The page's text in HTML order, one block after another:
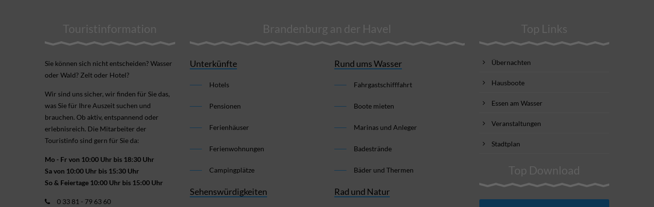
Touristinformation
Sie können sich nicht ent­scheiden? Wasser
oder Wald? Zelt oder Hotel?
Wir sind uns sicher, wir finden für Sie das,
was Sie für Ihre Aus­zeit suchen und
brauchen. Ob aktiv, ent­spannend oder
erlebnis­reich. Die Mitarbeiter der
Touristinfo sind gern für Sie da:
Mo - Fr von 10:00 Uhr bis 18:30 Uhr
Sa von 10:00 Uhr bis 15:30 Uhr
So & Feiertage 10:00 Uhr bis 15:00 Uhr
0 33 81 - 79 63 60
Brandenburg an der Havel
Unterkünfte
Hotels
Pensionen
Ferienhäuser
Ferienwohnungen
Campingplätze
Sehenswürdigkeiten
Rund ums Wasser
Fahrgastschifffahrt
Boote mieten
Marinas und Anleger
Badestrände
Bäder und Thermen
Rad und Natur
Top Links
Übernachten
Hausboote
Essen am Wasser
Veranstaltungen
Stadtplan
Top Download